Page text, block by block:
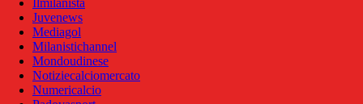
Ilmilanista
Juvenews
Mediagol
Milanistichannel
Mondoudinese
Notiziecalciomercato
Numericalcio